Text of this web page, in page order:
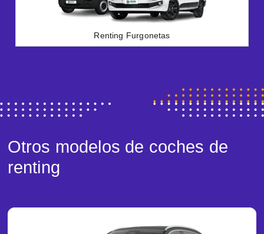
Renting Furgonetas
Otros modelos de coches de
renting